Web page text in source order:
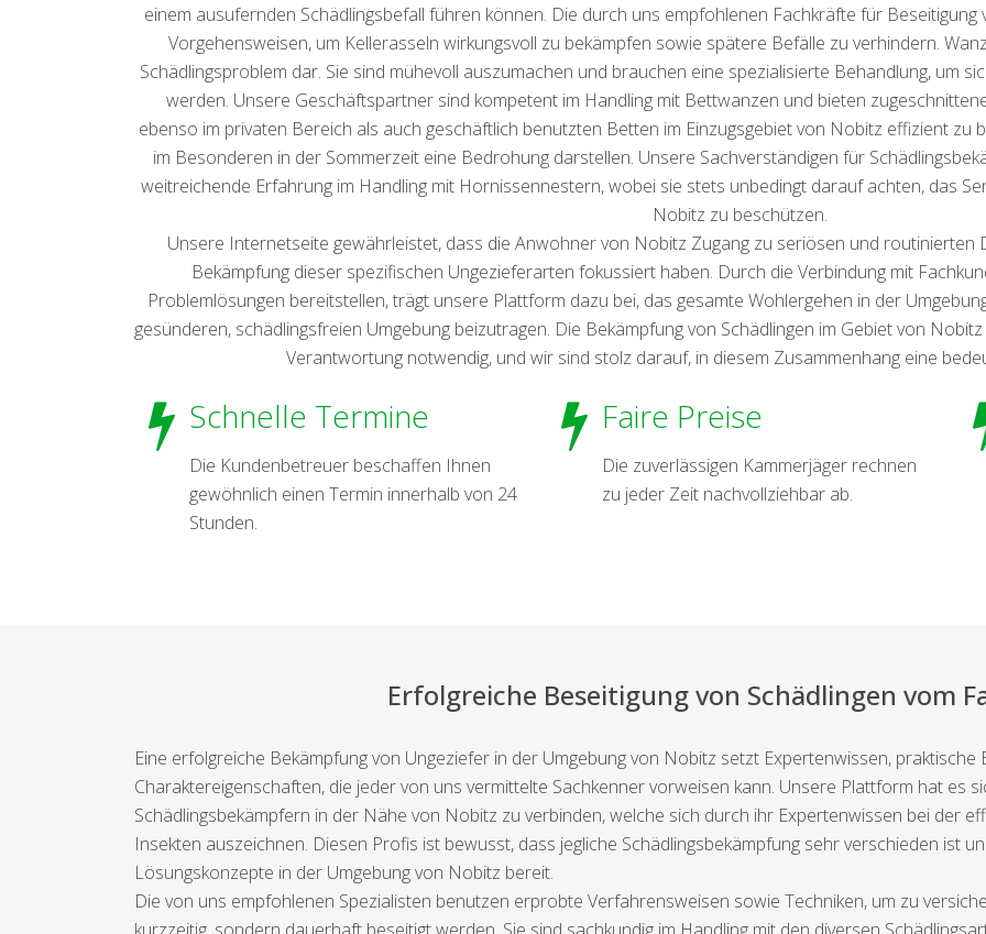
einem ausufernden Schädlingsbefall führen können. Die durch uns empfohlenen Fachkräfte für
Vorgehensweisen, um Kellerasseln wirkungsvoll zu bekämpfen sowie spätere Befälle zu verhindern.
Schädlingsproblem dar. Sie sind mühevoll auszumachen und brauchen eine spezialisierte Behandlung, um
werden. Unsere Geschäftspartner sind kompetent im Handling mit Bettwanzen und bieten
ebenso im privaten Bereich als auch geschäftlich benutzten Betten im Einzugsgebiet von Nobitz effizient zu
im Besonderen in der Sommerzeit eine Bedrohung darstellen. Unsere Sachverständigen für
weitreichende Erfahrung im Handling mit Hornissennestern, wobei sie stets unbedingt darauf achten, das
Nobitz zu beschützen.
Unsere Internetseite gewährleistet, dass die Anwohner von Nobitz Zugang zu seriösen und routinierten
Bekämpfung dieser spezifischen Ungezieferarten fokussiert haben. Durch die Verbindung mit
Problemlösungen bereitstellen, trägt unsere Plattform dazu bei, das gesamte Wohlergehen in der
gesünderen, schädlingsfreien Umgebung beizutragen. Die Bekämpfung von Schädlingen im Gebiet von
Verantwortung notwendig, und wir sind stolz darauf, in diesem Zusammenhang eine
Schnelle Termine
Die Kundenbetreuer beschaffen Ihnen
gewöhnlich einen Termin innerhalb von 24
Stunden.
Faire Preise
Die zuverlässigen Kammerjäger rechnen
zu jeder Zeit nachvollziehbar ab.
Erfolgreiche Beseitigung von Schädlingen vom
Eine erfolgreiche Bekämpfung von Ungeziefer in der Umgebung von Nobitz setzt Expertenwissen,
Charaktereigenschaften, die jeder von uns vermittelte Sachkenner vorweisen kann. Unsere Plattform hat es
Schädlingsbekämpfern in der Nähe von Nobitz zu verbinden, welche sich durch ihr Expertenwissen bei der
Insekten auszeichnen. Diesen Profis ist bewusst, dass jegliche Schädlingsbekämpfung sehr verschieden ist
Lösungskonzepte in der Umgebung von Nobitz bereit.
Die von uns empfohlenen Spezialisten benutzen erprobte Verfahrensweisen sowie Techniken, um zu